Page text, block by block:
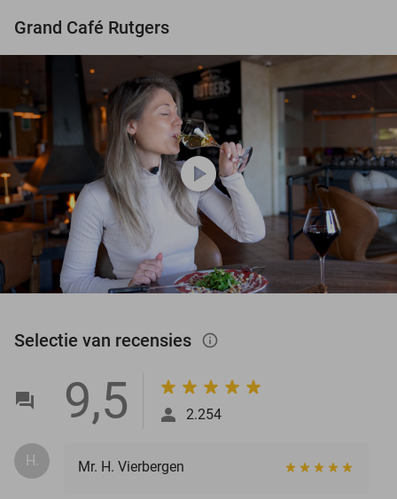
Grand Café Rutgers
play_circle
Selectie van recensies info_outlined
9,5 2.254
H. Mr. H. Vierbergen